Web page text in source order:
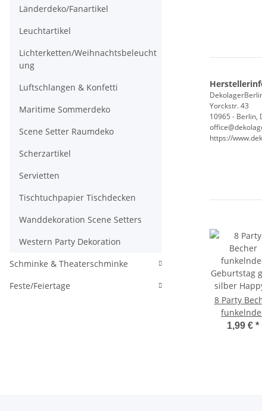
Yorckstr. 43
10965 - Berlin,
https://
8 Party
Geburtstag
1,99 € *
Länderdeko/Fanartikel
Leuchtartikel
Lichterketten/Weihnachtsbeleucht
ung
Luftschlangen & Konfetti
Maritime Sommerdeko
Scene Setter Raumdeko
Scherzartikel
Servietten
Tischtuchpapier Tischdecken
Wanddekoration Scene Setters
Western Party Dekoration
Schminke & Theaterschminke
Feste/Feiertage